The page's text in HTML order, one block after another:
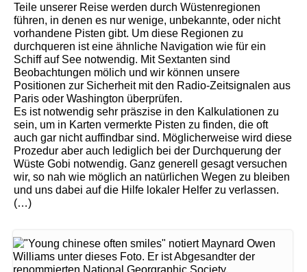
Teile unserer Reise werden durch Wüstenregionen
führen, in denen es nur wenige, unbekannte, oder nicht
vorhandene Pisten gibt. Um diese Regionen zu
durchqueren ist eine ähnliche Navigation wie für ein
Schiff auf See notwendig. Mit Sextanten sind
Beobachtungen mölich und wir können unsere
Positionen zur Sicherheit mit den Radio-Zeitsignalen aus
Paris oder Washington überprüfen.
Es ist notwendig sehr präszise in den Kalkulationen zu
sein, um in Karten vermerkte Pisten zu finden, die oft
auch gar nicht auffindbar sind. Möglicherweise wird diese
Prozedur aber auch lediglich bei der Durchquerung der
Wüste Gobi notwendig. Ganz generell gesagt versuchen
wir, so nah wie möglich an natürlichen Wegen zu bleiben
und uns dabei auf die Hilfe lokaler Helfer zu verlassen.
(…)